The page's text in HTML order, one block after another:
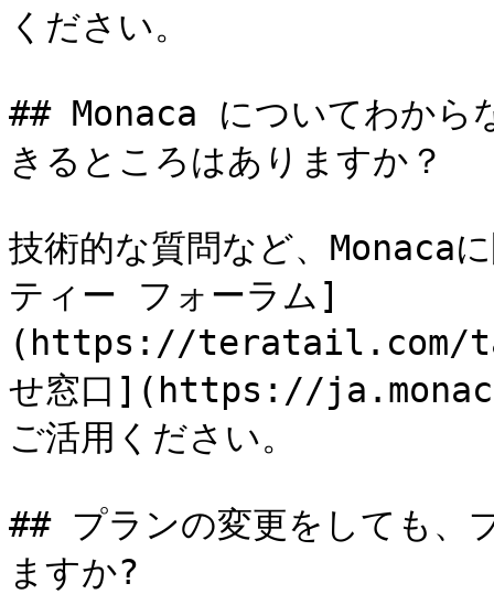
ください。
## Monaca についてわから
きるところはありますか？
技術的な質問など、Monaca
ティー フォーラム]
(https://teratail.com/
せ窓口](https://
ご活用ください。
## プランの変更をしても、
ますか?